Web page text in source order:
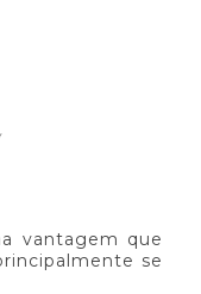
vantagem que
se